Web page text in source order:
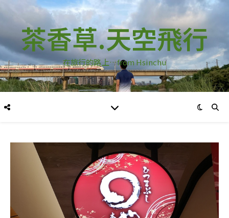
茶香草.天空飛行
在旅行的路上…from Hsinchu